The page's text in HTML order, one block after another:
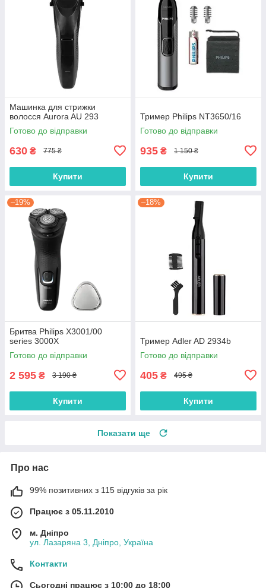
Машинка для стрижки
волосся Aurora AU 293
Готово до відправки
630 ₴ 775 ₴
Купити
Тример Philips NT3650/16
Готово до відправки
935 ₴ 1 150 ₴
Купити
–19%
Бритва Philips X3001/00
series 3000X
Готово до відправки
2 595 ₴ 3 190 ₴
Купити
–18%
Тример Adler AD 2934b
Готово до відправки
405 ₴ 495 ₴
Купити
Показати ще
Про нас
99% позитивних з 115 відгуків за рік
Працює з 05.11.2010
м. Дніпро
ул. Лазаряна 3, Дніпро, Україна
Контакти
Сьогодні працює з 10:00 до 18:00